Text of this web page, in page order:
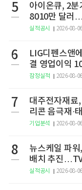
5
아이온큐, 2
8010만 달러
실적공시 2026-08-06
6
LIG디펜스앤
결 영업이익
잠정실적 2026-08-06
7
대주전자재료
리콘 음극재·
기업분석 2026-08-06
8
뉴스케일 파
배치 추진
실적공시 2026-08-06